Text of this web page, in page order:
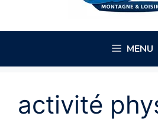
MENU
activité